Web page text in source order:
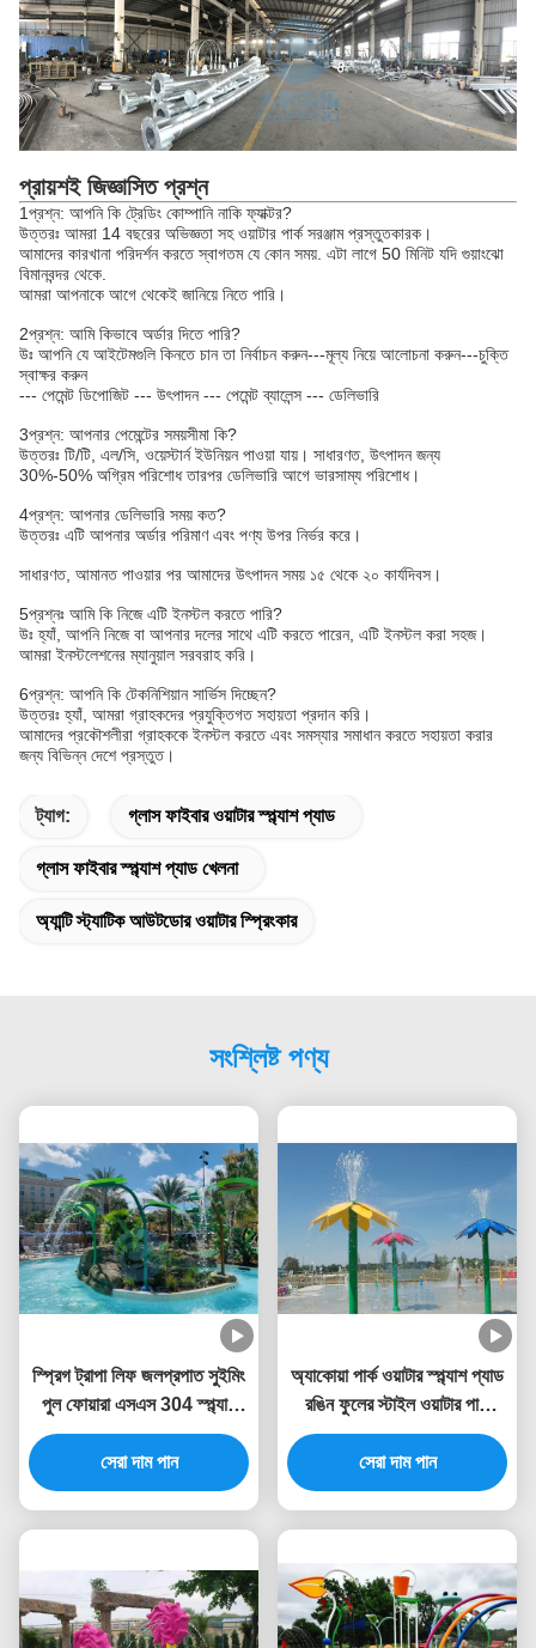
প্রায়শই জিজ্ঞাসিত প্রশ্ন
1প্রশ্ন: আপনি কি ট্রেডিং কোম্পানি নাকি ফ্যাক্টর?
উত্তরঃ আমরা 14 বছরের অভিজ্ঞতা সহ ওয়াটার পার্ক সরঞ্জাম প্রস্তুতকারক।
আমাদের কারখানা পরিদর্শন করতে স্বাগতম যে কোন সময়. এটা লাগে 50 মিনিট যদি গুয়াংঝো
বিমানবন্দর থেকে.
আমরা আপনাকে আগে থেকেই জানিয়ে নিতে পারি।
2প্রশ্ন: আমি কিভাবে অর্ডার দিতে পারি?
উঃ আপনি যে আইটেমগুলি কিনতে চান তা নির্বাচন করুন---মূল্য নিয়ে আলোচনা করুন---চুক্তি
স্বাক্ষর করুন
--- পেমেন্ট ডিপোজিট --- উৎপাদন --- পেমেন্ট ব্যালেন্স --- ডেলিভারি
3প্রশ্ন: আপনার পেমেন্টের সময়সীমা কি?
উত্তরঃ টি/টি, এল/সি, ওয়েস্টার্ন ইউনিয়ন পাওয়া যায়। সাধারণত, উৎপাদন জন্য
30%-50% অগ্রিম পরিশোধ তারপর ডেলিভারি আগে ভারসাম্য পরিশোধ।
4প্রশ্ন: আপনার ডেলিভারি সময় কত?
উত্তরঃ এটি আপনার অর্ডার পরিমাণ এবং পণ্য উপর নির্ভর করে।
সাধারণত, আমানত পাওয়ার পর আমাদের উৎপাদন সময় ১৫ থেকে ২০ কার্যদিবস।
5প্রশ্নঃ আমি কি নিজে এটি ইনস্টল করতে পারি?
উঃ হ্যাঁ, আপনি নিজে বা আপনার দলের সাথে এটি করতে পারেন, এটি ইনস্টল করা সহজ।
আমরা ইনস্টলেশনের ম্যানুয়াল সরবরাহ করি।
6প্রশ্ন: আপনি কি টেকনিশিয়ান সার্ভিস দিচ্ছেন?
উত্তরঃ হ্যাঁ, আমরা গ্রাহকদের প্রযুক্তিগত সহায়তা প্রদান করি।
আমাদের প্রকৌশলীরা গ্রাহককে ইনস্টল করতে এবং সমস্যার সমাধান করতে সহায়তা করার
জন্য বিভিন্ন দেশে প্রস্তুত।
ট্যাগ: গ্লাস ফাইবার ওয়াটার স্প্ল্যাশ প্যাড
গ্লাস ফাইবার স্প্ল্যাশ প্যাড খেলনা
অ্যান্টি স্ট্যাটিক আউটডোর ওয়াটার স্প্রিংকার
সংশ্লিষ্ট পণ্য
স্প্রিগ ট্রাপা লিফ জলপ্রপাত সুইমিং
পুল ফোয়ারা এসএস 304 স্প্ল্যাশ
পার্কের জন্য
সেরা দাম পান
অ্যাকোয়া পার্ক ওয়াটার স্প্ল্যাশ প্যাড
রঙিন ফুলের স্টাইল ওয়াটার পার্ক
ফোয়ারা 3.0 মিটার উচ্চতা
সেরা দাম পান